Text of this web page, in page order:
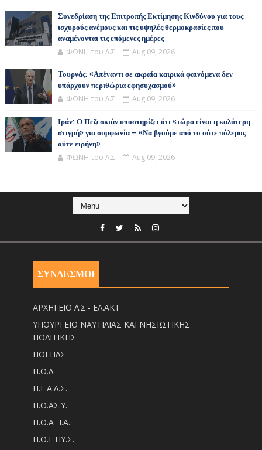
Συνεδρίαση της Επιτροπής Εκτίμησης Κινδύνου για τους
ισχυρούς ανέμους και τις υψηλές θερμοκρασίες που
αναμένονται τις επόμενες ημέρες
ΦΩΝΗ του Λ.Σ. Aug 09, 2026
Τουρνάς: «Απέναντι σε ακραία καιρικά φαινόμενα δεν
υπάρχουν περιθώρια εφησυχασμού»
ΦΩΝΗ του Λ.Σ. Aug 09, 2026
Ιράν: Ο Πεζεσκιάν υποστηρίζει ότι «τώρα είναι η καλύτερη
στιγμή» για συμφωνία – «Να βγούμε από το ούτε πόλεμος
ούτε ειρήνη»
ΦΩΝΗ του Λ.Σ. Aug 09, 2026
ΣΥΝΔΕΣΜΟΙ
ΑΡΧΗΓΕΙΟ Λ.Σ.- ΕΛ.ΑΚΤ
ΥΠΟΥΡΓΕΙΟ ΝΑΥΤΙΛΙΑΣ ΚΑΙ ΝΗΣΙΩΤΙΚΗΣ
ΠΟΛΙΤΙΚΗΣ
ΠΟΕΠΛΣ
Π.Ο.Λ.
Π.Ε.Α.Λ.Σ.
Π.Ο.ΑΣ.Υ.
Π.Ο.ΑΞΙ.Α.
Π.Ο.Ε.ΠΥ.Σ.